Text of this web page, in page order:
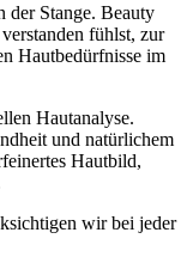
der Stange. Beauty
fühlst, zur
Hautbedürfnisse im
Hautanalyse.
und natürlichem
Hautbild,
wir bei jeder